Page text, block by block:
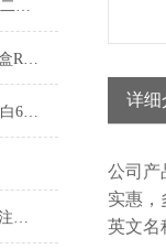
突触后密度蛋白93抗体一抗和二抗的区别
哈达尔沙门氏菌PCR检测试剂盒RNA质量检测
小鼠胰岛素样生长因子结合蛋白6ELISA试剂盒注意事项
杀蛎包拉米虫PCR检测试剂盒注意事项
详细
公司 产
实惠，
英文名